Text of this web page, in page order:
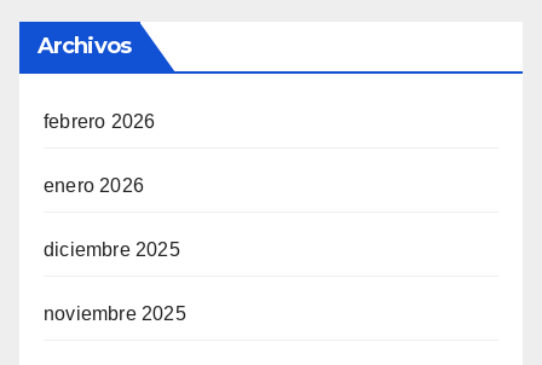
Archivos
febrero 2026
enero 2026
diciembre 2025
noviembre 2025